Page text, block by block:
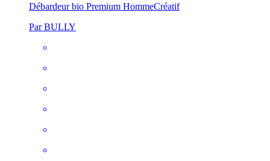
Débardeur bio Premium HommeCréatif
Par BULLY